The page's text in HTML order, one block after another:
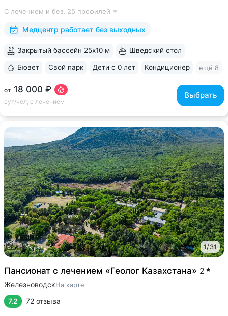
квалификации • Более 1000 видов диагностики и ДНК-
исследований. Есть диагностика...
С лечением и без, 25 профилей
Медцентр работает без выходных
от 18 000 ₽
сут/чел, с лечением
Выбрать
Закрытый бассейн 25x10 м Шведский стол
Бювет Свой парк Дети с 0 лет Кондиционер ещё 8
1/31
Пансионат с лечением «Геолог Казахстана» 2
ЖелезноводскНа карте
7.2 72 отзыва